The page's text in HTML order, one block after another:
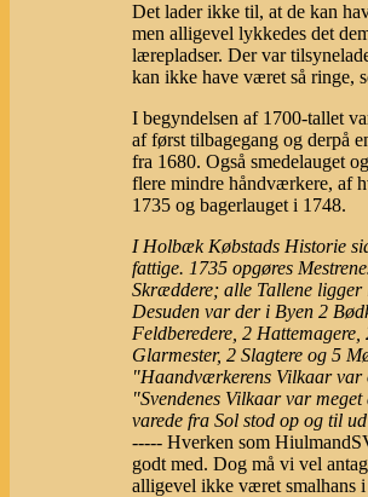
Det lader ikke til, at de kan
men alligevel lykkedes det
lærepladser. Der var
kan ikke have været så ringe,
I begyndelsen af 1700-tallet
af først tilbagegang og derpå
fra 1680. Også smedelauget
flere mindre håndværkere, af
1735 og bagerlauget i 1748.
I Holbæk Købstads Historie
fattige. 1735 opgøres
Skræddere; alle Tallene
Desuden var der i Byen 2
Feldberedere, 2
Glarmester, 2 Slagtere og 5
"Haandværkerens Vilkaar var
"Svendenes Vilkaar var
varede fra Sol stod op og til
----- Hverken som
godt med. Dog må vi vel
alligevel ikke været smalhans